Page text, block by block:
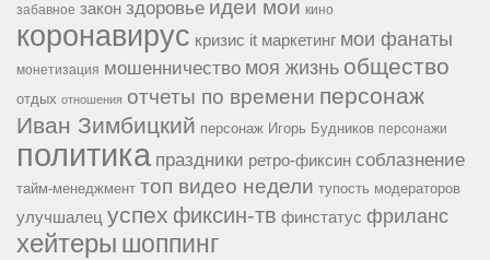
забавное закон здоровье идеи мои кино
коронавирус кризис it маркетинг мои фанаты
монетизация мошенничество моя жизнь общество
отдых отношения отчеты по времени персонаж
Иван Зимбицкий персонаж Игорь Будников персонажи
политика праздники ретро-фиксин соблазнение
тайм-менеджмент топ видео недели тупость модераторов
улучшалец успех фиксин-тв финстатус фриланс
хейтеры шоппинг